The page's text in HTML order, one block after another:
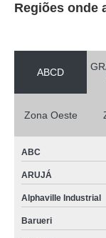
Regiões onde
ABCD
Zona Oeste
ABC
ARUJÁ
Alphaville Industrial
Barueri